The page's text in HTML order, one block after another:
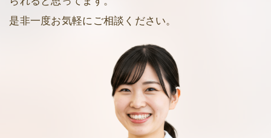
是非一度お気軽にご相談ください。